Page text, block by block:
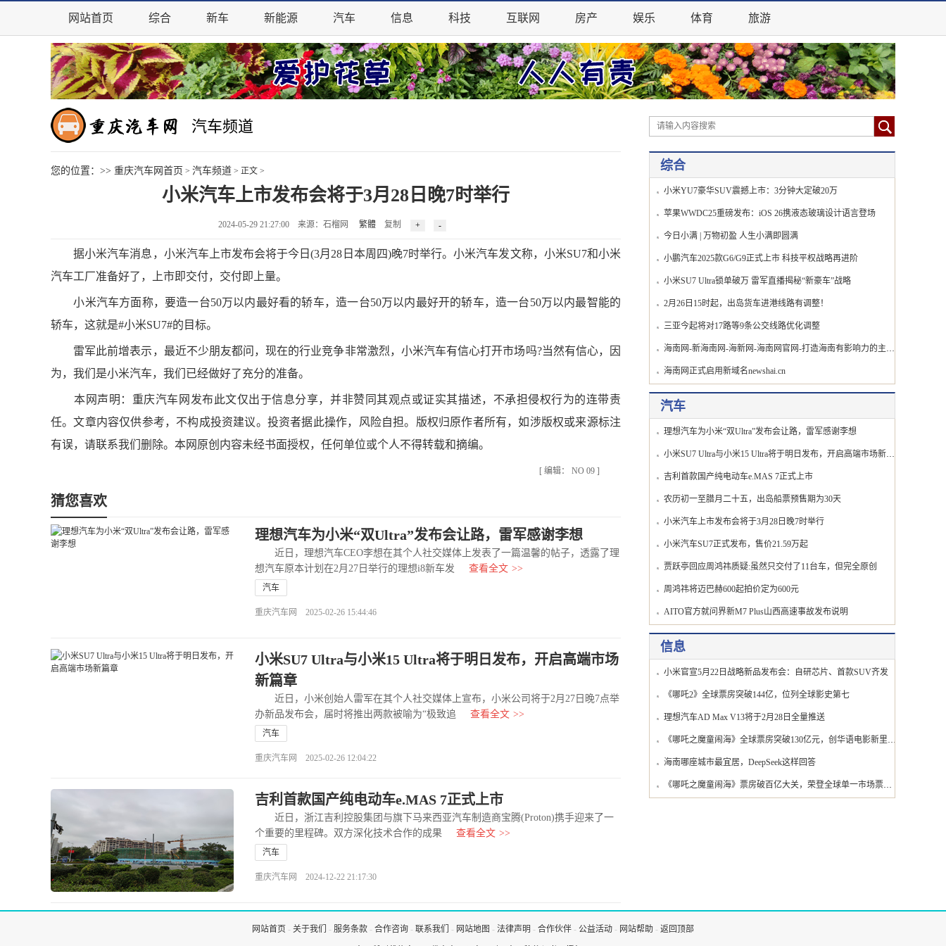
网站首页 综合 新车 新能源 汽车 信息 科技 互联网 房产 娱乐 体育 旅游
汽车频道
您的位置：>> 重庆汽车网首页 > 汽车频道 > 正文 >
小米汽车上市发布会将于3月28日晚7时举行
2024-05-29 21:27:00 来源：石榴网 繁體 复制
据小米汽车消息，小米汽车上市发布会将于今日(3月28日本周四)晚7时举行。小米汽车发文称，小米SU7和小米
汽车工厂准备好了，上市即交付，交付即上量。
小米汽车方面称，要造一台50万以内最好看的轿车，造一台50万以内最好开的轿车，造一台50万以内最智能的
轿车，这就是#小米SU7#的目标。
雷军此前增表示，最近不少朋友都问，现在的行业竞争非常激烈，小米汽车有信心打开市场吗?当然有信心，因
为，我们是小米汽车，我们已经做好了充分的准备。
本网声明：重庆汽车网发布此文仅出于信息分享，并非赞同其观点或证实其描述，不承担侵权行为的连带责
任。文章内容仅供参考，不构成投资建议。投资者据此操作，风险自担。版权归原作者所有，如涉版权或来源标注
有误，请联系我们删除。本网原创内容未经书面授权，任何单位或个人不得转载和摘编。
[ 编辑： NO 09 ]
猜您喜欢
理想汽车为小米“双Ultra”发布会让路，雷军感谢李想
近日，理想汽车CEO李想在其个人社交媒体上发表了一篇温馨的帖子，透露了理
想汽车原本计划在2月27日举行的理想i8新车发
查看全文 >>
汽车
重庆汽车网 2025-02-26 15:44:46
小米SU7 Ultra与小米15 Ultra将于明日发布，开启高端市场
新篇章
近日，小米创始人雷军在其个人社交媒体上宣布，小米公司将于2月27日晚7点举
办新品发布会，届时将推出两款被喻为“极致追
查看全文 >>
汽车
重庆汽车网 2025-02-26 12:04:22
吉利首款国产纯电动车e.MAS 7正式上市
近日，浙江吉利控股集团与旗下马来西亚汽车制造商宝腾(Proton)携手迎来了一
个重要的里程碑。双方深化技术合作的成果
查看全文 >>
汽车
重庆汽车网 2024-12-22 21:17:30
综合
小米YU7豪华SUV震撼上市：3分钟大定破20万
苹果WWDC25重磅发布：iOS 26携液态玻璃设计语言登场
今日小满 | 万物初盈 人生小满即圆满
小鹏汽车2025款G6/G9正式上市 科技平权战略再进阶
小米SU7 Ultra锁单破万 雷军直播揭秘“新豪车”战略
2月26日15时起，出岛货车进港线路有调整！
三亚今起将对17路等9条公交线路优化调整
海南网-新海南网-海新网-海南网官网-打造海南有影响力的主流都市门户网站！
海南网正式启用新域名newshai.cn
汽车
理想汽车为小米“双Ultra”发布会让路，雷军感谢李想
小米SU7 Ultra与小米15 Ultra将于明日发布，开启高端市场新篇章
吉利首款国产纯电动车e.MAS 7正式上市
农历初一至腊月二十五，出岛船票预售期为30天
小米汽车上市发布会将于3月28日晚7时举行
小米汽车SU7正式发布，售价21.59万起
贾跃亭回应周鸿祎质疑:虽然只交付了11台车，但完全原创
周鸿祎将迈巴赫600起拍价定为600元
AITO官方就问界新M7 Plus山西高速事故发布说明
信息
小米官宣5月22日战略新品发布会：自研芯片、首款SUV齐发
《哪吒2》全球票房突破144亿，位列全球影史第七
理想汽车AD Max V13将于2月28日全量推送
《哪吒之魔童闹海》全球票房突破130亿元，创华语电影新里程碑
海南哪座城市最宜居，DeepSeek这样回答
《哪吒之魔童闹海》票房破百亿大关，荣登全球单一市场票房榜首
网站首页 - 关于我们 - 服务条款 - 合作咨询 - 联系我们 - 网站地图 - 法律声明 - 合作伙伴 - 公益活动 - 网站帮助 - 返回顶部